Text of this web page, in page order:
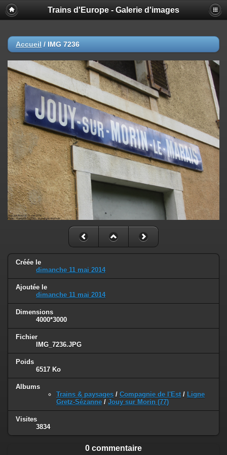
Trains d'Europe - Galerie d'images
Accueil / IMG 7236
Créée le
dimanche 11 mai 2014
Ajoutée le
dimanche 11 mai 2014
Dimensions
4000*3000
Fichier
IMG_7236.JPG
Poids
6517 Ko
Albums
Trains & paysages / Compagnie de l'Est / Ligne
Gretz-Sézanne / Jouy sur Morin (77)
Visites
3834
0 commentaire